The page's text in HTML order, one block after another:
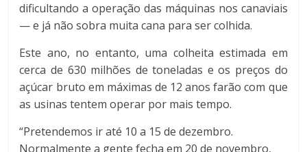
dificultando a operação das máquinas nos canaviais
— e já não sobra muita cana para ser colhida.
Este ano, no entanto, uma colheita estimada em
cerca de 630 milhões de toneladas e os preços do
açúcar bruto em máximas de 12 anos farão com que
as usinas tentem operar por mais tempo.
“Pretendemos ir até 10 a 15 de dezembro.
Normalmente a gente fecha em 20 de novembro,